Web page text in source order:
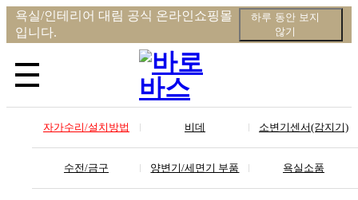
욕실/인테리어 대림 공식 온라인쇼핑몰
입니다.
하루 동안 보지
않기
자가수리/설치방법 비데 소변기센서(감지기)
수전/금구 양변기/세면기 부품 욕실소품